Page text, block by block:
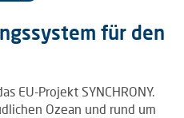
für den
EU-Projekt SYNCHRONY.
Ozean und rund um